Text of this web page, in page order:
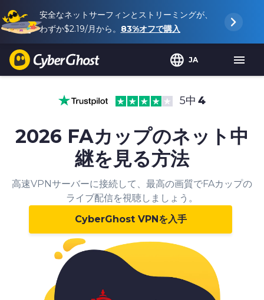
安全なネットサーフィンとストリーミングが、
わずか$2.19/月から。 83%オフで購入
JA
4
5中
2026 FAカップのネット中
継を見る方法
高速VPNサーバーに接続して、最高の画質でFAカップの
ライブ配信を視聴しましょう。
CyberGhost VPNを入手